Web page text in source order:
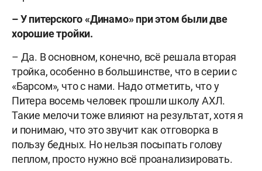
– У питерского «Динамо» при этом были две
хорошие тройки.
– Да. В основном, конечно, всё решала вторая
тройка, особенно в большинстве, что в серии с
«Барсом», что с нами. Надо отметить, что у
Питера восемь человек прошли школу АХЛ.
Такие мелочи тоже влияют на результат, хотя я
и понимаю, что это звучит как отговорка в
пользу бедных. Но нельзя посыпать голову
пеплом, просто нужно всё проанализировать.